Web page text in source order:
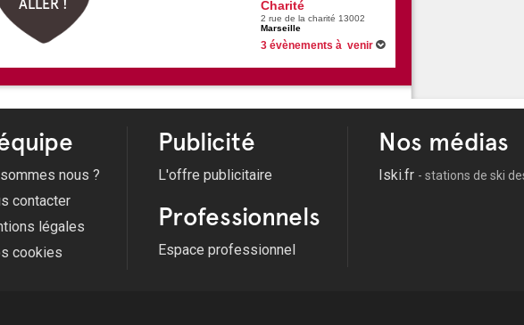
ALLER !
Charité
2 rue de la charité 13002
Marseille
3 évènements à venir
Du 15/05/2026 au 10/01/2027 -
Du 23/05/2026 au 30/08/2026 -Ce que la mer garde -
nous ?
contacter
légales
cookies
Publicité
L'offre publicitaire
Professionnels
Espace professionnel
Nos médias
Iski.fr - stations de ski